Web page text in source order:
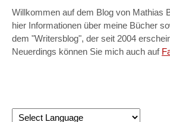
Willkommen auf dem Blog von Mathias
hier Informationen über meine Bücher
dem "Writersblog", der seit 2004
Neuerdings können Sie mich auch auf